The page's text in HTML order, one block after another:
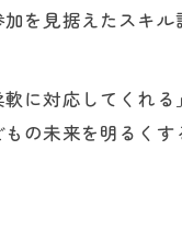
を見据えたスキ
に対応してくれ
の未来を明るくす